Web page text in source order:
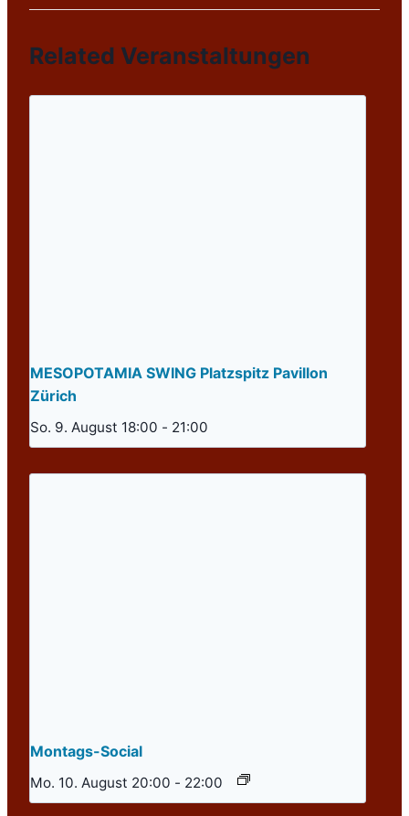
Related Veranstaltungen
MESOPOTAMIA SWING Platzspitz Pavillon
Zürich
So. 9. August 18:00 - 21:00
Montags-Social
Mo. 10. August 20:00 - 22:00